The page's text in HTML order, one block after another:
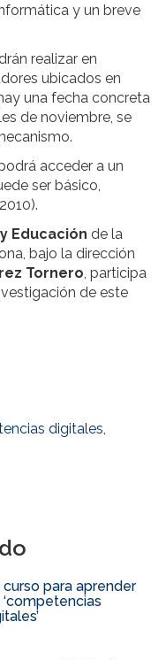
y un breve
realizar en
ubicados en
una fecha concreta
de noviembre, se
acceder a un
ser básico,
Educación de la
bajo la dirección
Tornero, participa
de este
digitales,
curso para aprender
‘competencias